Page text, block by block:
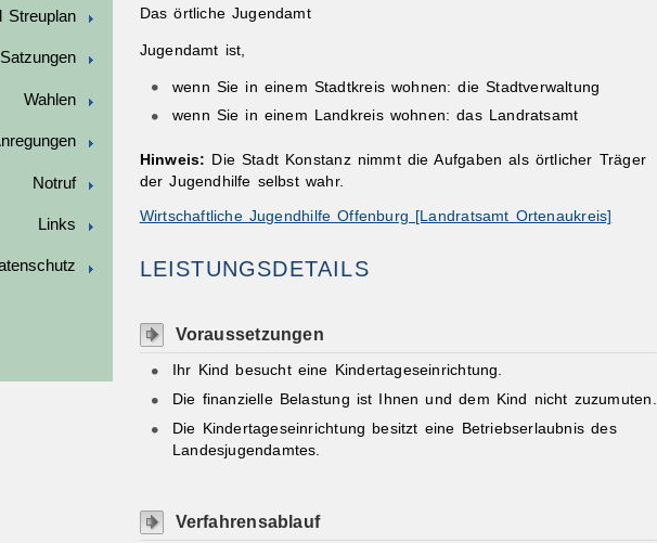
Streuplan
Satzungen
Wahlen
Notruf
Links
Das örtliche Jugendamt
Jugendamt ist,
wenn Sie in einem Stadtkreis wohnen: die Stadtverwaltung
wenn Sie in einem Landkreis wohnen: das Landratsamt
Hinweis: Die Stadt Konstanz nimmt die Aufgaben als örtlicher Träger
der Jugendhilfe selbst wahr.
Wirtschaftliche Jugendhilfe Offenburg [Landratsamt Ortenaukreis]
LEISTUNGSDETAILS
Voraussetzungen
Ihr Kind besucht eine Kindertageseinrichtung.
Die finanzielle Belastung ist Ihnen und dem Kind nicht zuzumuten.
Die Kindertageseinrichtung besitzt eine Betriebserlaubnis des
Landesjugendamtes.
Verfahrensablauf